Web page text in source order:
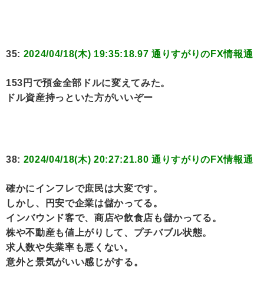
35: 2024/04/18(木) 19:35:18.97 通りすがりのFX情報通
153円で預金全部ドルに変えてみた。
ドル資産持っといた方がいいぞー
38: 2024/04/18(木) 20:27:21.80 通りすがりのFX情報通
確かにインフレで庶民は大変です。
しかし、円安で企業は儲かってる。
インバウンド客で、商店や飲食店も儲かってる。
株や不動産も値上がりして、プチバブル状態。
求人数や失業率も悪くない。
意外と景気がいい感じがする。